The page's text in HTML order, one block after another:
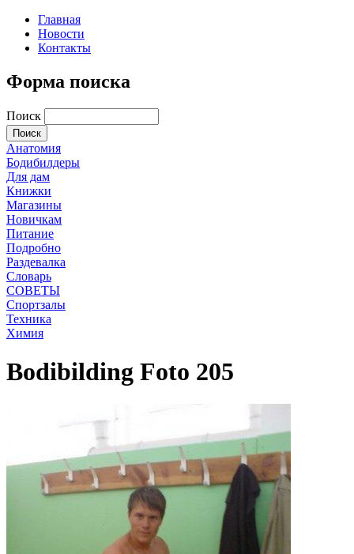
Главная
Новости
Контакты
Форма поиска
Поиск
Анатомия
Бодибилдеры
Для дам
Книжки
Магазины
Новичкам
Питание
Подробно
Раздевалка
Словарь
СОВЕТЫ
Спортзалы
Техника
Химия
Bodibilding Foto 205